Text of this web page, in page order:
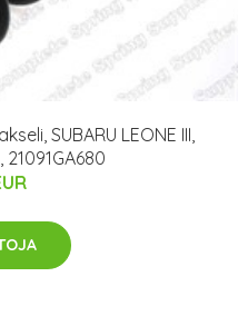
SUBARU LEONE III,
21091GA680